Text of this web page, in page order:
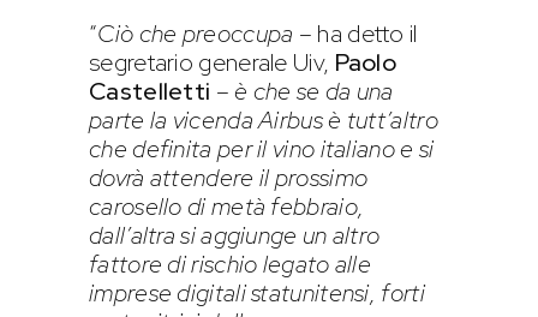
“Ciò che preoccupa – ha detto il
segretario generale Uiv, Paolo
Castelletti –è che se da una
parte la vicenda Airbus è tutt’altro
che definita per il vino italiano e si
dovrà attendere il prossimo
carosello di metà febbraio,
dall’altra si aggiunge un altro
fattore di rischio legato alle
imprese digitali statunitensi, forti